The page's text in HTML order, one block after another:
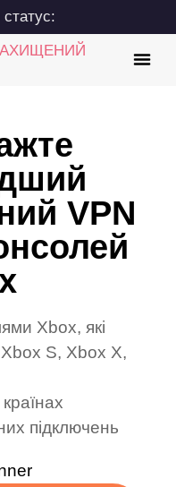
VPN
Xbox, які
S, Xbox X,
підключень